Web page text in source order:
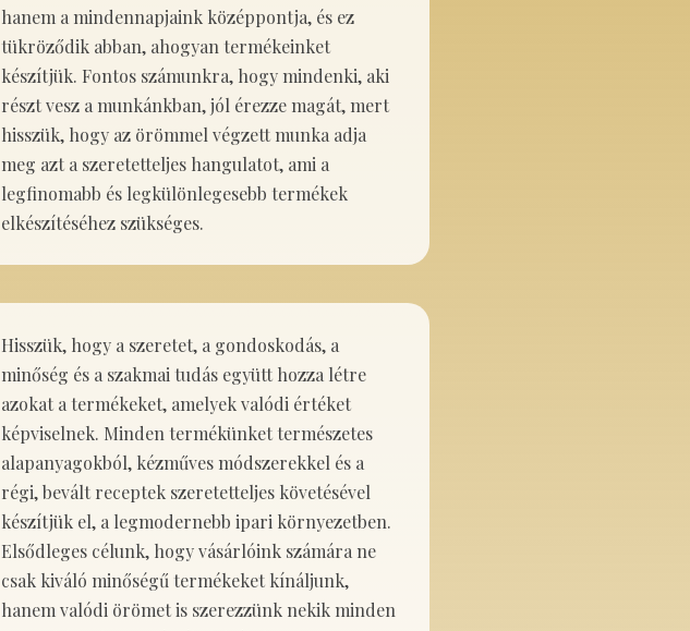
hanem a mindennapjaink középpontja, és ez
tükröződik abban, ahogyan termékeinket
készítjük. Fontos számunkra, hogy mindenki, aki
részt vesz a munkánkban, jól érezze magát, mert
hisszük, hogy az örömmel végzett munka adja
meg azt a szeretetteljes hangulatot, ami a
legfinomabb és legkülönlegesebb termékek
elkészítéséhez szükséges.
Hisszük, hogy a szeretet, a gondoskodás, a
minőség és a szakmai tudás együtt hozza létre
azokat a termékeket, amelyek valódi értéket
képviselnek. Minden termékünket természetes
alapanyagokból, kézműves módszerekkel és a
régi, bevált receptek szeretetteljes követésével
készítjük el, a legmodernebb ipari környezetben.
Elsődleges célunk, hogy vásárlóink számára ne
csak kiváló minőségű termékeket kínáljunk,
hanem valódi örömet is szerezzünk nekik minden